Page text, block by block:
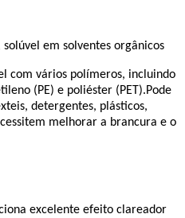
em solventes orgânicos
com vários polímeros, incluindo
(PE) e poliéster (PET).Pode
detergentes, plásticos,
melhorar a brancura e o
excelente efeito clareador